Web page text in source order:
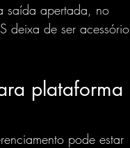
saída apertada, no
deixa de ser acessório
plataforma
pode estar